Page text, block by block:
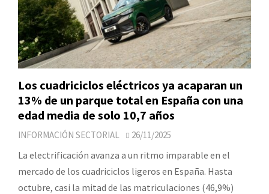
Los cuadriciclos eléctricos ya acaparan un
13% de un parque total en España con una
edad media de solo 10,7 años
INFORMACIÓN SECTORIAL 26/11/2025
La electrificación avanza a un ritmo imparable en el
mercado de los cuadriciclos ligeros en España. Hasta
octubre, casi la mitad de las matriculaciones (46,9%)